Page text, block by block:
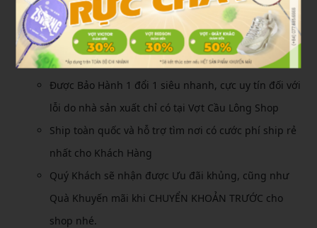
giác thoải mái, thoáng mát hơn.
Ưu đãi khi mua
giày cầu lông Lining AYTS024-
2qua website
Được Bảo Hành 1 đổi 1 siêu nhanh, cực uy tín đối với
lỗi do nhà sản xuất chỉ có tại Vợt Cầu Lông Shop
Ship toàn quốc và hỗ trợ tìm nơi có cước phí ship rẻ
nhất cho Khách Hàng
Quý Khách sẽ nhận được Ưu đãi khủng, cũng như
Quà Khuyến mãi khi CHUYỂN KHOẢN TRƯỚC cho
shop nhé.